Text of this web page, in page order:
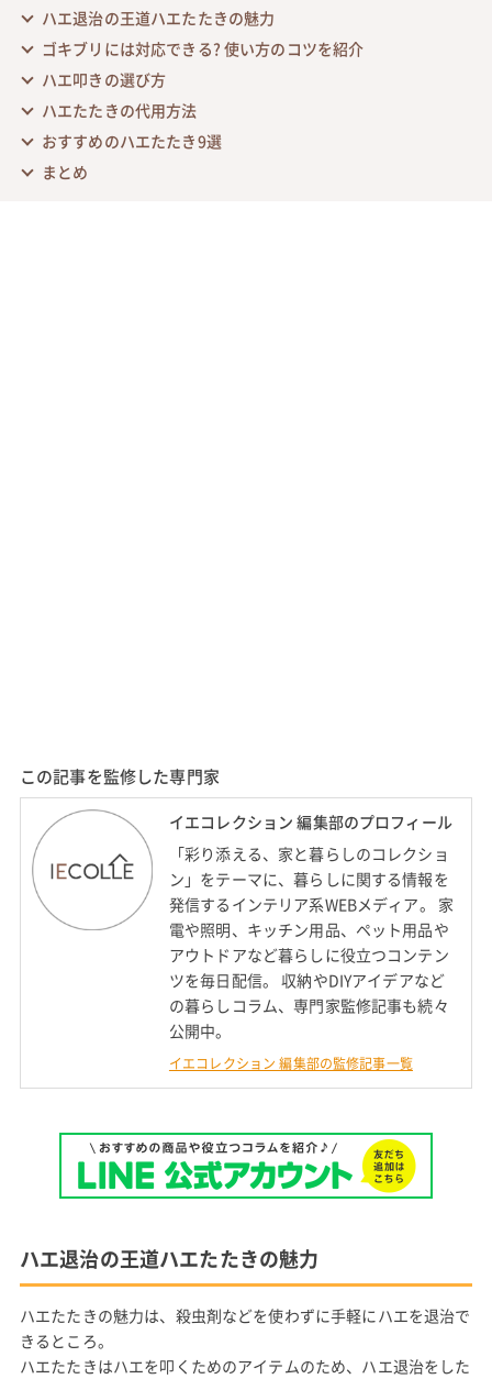
ハエ退治の王道ハエたたきの魅力
ゴキブリには対応できる? 使い方のコツを紹介
ハエ叩きの選び方
ハエたたきの代用方法
おすすめのハエたたき9選
まとめ
この記事を監修した専門家
イエコレクション 編集部のプロフィール
「彩り添える、家と暮らしのコレクショ
ン」をテーマに、暮らしに関する情報を
発信するインテリア系WEBメディア。 家
電や照明、キッチン用品、ペット用品や
アウトドアなど暮らしに役立つコンテン
ツを毎日配信。 収納やDIYアイデアなど
の暮らしコラム、専門家監修記事も続々
公開中。
イエコレクション 編集部の監修記事一覧
ハエ退治の王道ハエたたきの魅力
ハエたたきの魅力は、殺虫剤などを使わずに手軽にハエを退治で
きるところ。
ハエたたきはハエを叩くためのアイテムのため、ハエ退治をした